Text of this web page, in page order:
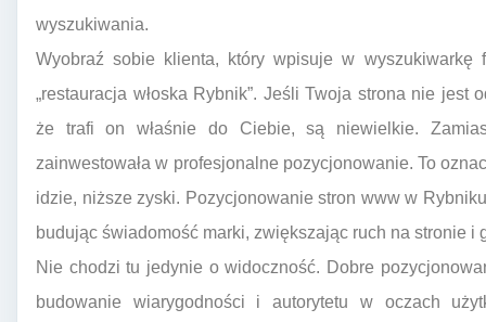
wyszukiwania.
Wyobraź sobie klienta, który wpisuje w wyszukiwarkę
„restauracja włoska Rybnik”. Jeśli Twoja strona nie jest
że trafi on właśnie do Ciebie, są niewielkie.
zainwestowała w profesjonalne pozycjonowanie. To
idzie, niższe zyski. Pozycjonowanie stron www w
budując świadomość marki, zwiększając ruch na stronie i
Nie chodzi tu jedynie o widoczność. Dobre
budowanie wiarygodności i autorytetu w oczach